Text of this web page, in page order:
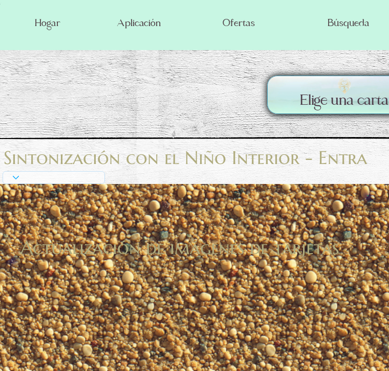
Hogar Aplicación Ofertas Búsqueda
Actualización de imágenes de tarjetas
Elige una carta
Sintonización con el Niño Interior - Entra